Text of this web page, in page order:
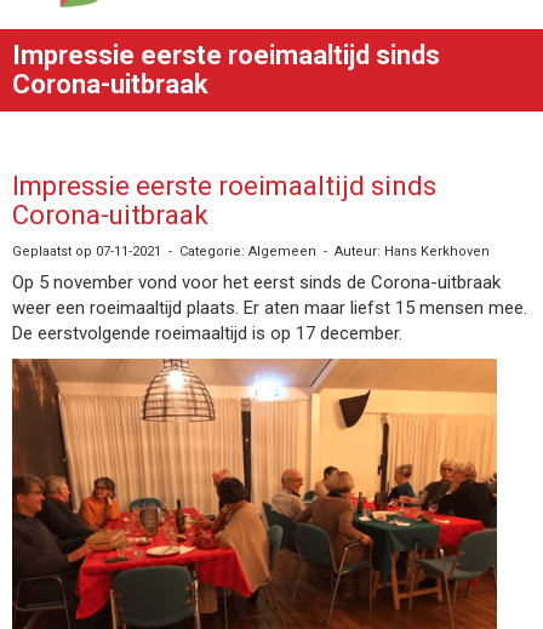
Impressie eerste roeimaaltijd sinds
Corona-uitbraak
Impressie eerste roeimaaltijd sinds
Corona-uitbraak
Geplaatst op 07-11-2021 - Categorie: Algemeen - Auteur: Hans Kerkhoven
Op 5 november vond voor het eerst sinds de Corona-uitbraak
weer een roeimaaltijd plaats. Er aten maar liefst 15 mensen mee.
De eerstvolgende roeimaaltijd is op 17 december.